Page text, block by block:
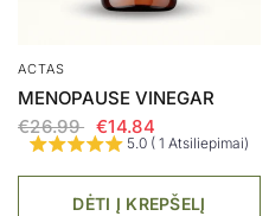
ACTAS
MENOPAUSE VINEGAR
€26.99
€14.84
5.0 ( 1 Atsiliepimai)
DĖTI Į KREPŠELĮ